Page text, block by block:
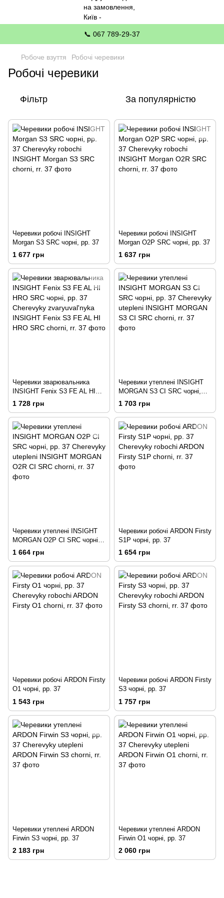
📞 067 789-29-37
Робоче взуття Робочі черевики
Робочі черевики
Фільтр За популярністю
Черевики робочі INSIGHT
Morgan S3 SRC чорні, рр. 37
1 677 грн
Черевики робочі INSIGHT
Morgan О2Р SRC чорні, рр. 37
1 637 грн
Черевики зварювальника
INSIGHT Fenix S3 FE AL HI
HRO SRC чорні, рр. 37
1 728 грн
Черевики утеплені INSIGHT
MORGAN S3 CI SRC чорні,
рр. 37
1 703 грн
Черевики утеплені INSIGHT
MORGAN О2Р CI SRC чорні,
рр. 37
1 664 грн
Черевики робочі ARDON Firsty
S1P чорні, рр. 37
1 654 грн
Черевики робочі ARDON Firsty
O1 чорні, рр. 37
1 543 грн
Черевики робочі ARDON Firsty
S3 чорні, рр. 37
1 757 грн
Черевики утеплені ARDON
Firwin S3 чорні, рр. 37
2 183 грн
Черевики утеплені ARDON
Firwin O1 чорні, рр. 37
2 060 грн